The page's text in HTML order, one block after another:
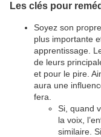
Les clés pour
Soyez son
plus importante
apprentissage.
de leurs
et pour le pire.
aura une
fera.
Si, quand
la voix,
similaire.